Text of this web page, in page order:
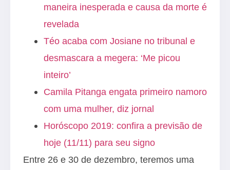
maneira inesperada e causa da morte é
revelada
Téo acaba com Josiane no tribunal e
desmascara a megera: ‘Me picou
inteiro’
Camila Pitanga engata primeiro namoro
com uma mulher, diz jornal
Horóscopo 2019: confira a previsão de
hoje (11/11) para seu signo
Entre 26 e 30 de dezembro, teremos uma